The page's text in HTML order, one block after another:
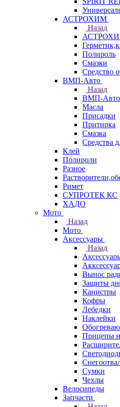
АСТРОХИМ
Назад
Полироль
Смазки
Средство
ВМП-Авто
Назад
ВМП-Авто
Масла
Присадки
Притирка
Смазка
Средства
Клей
Полироли
Разное
Римет
СУПРОТЕК КС
ХАДО
Мото
Назад
Мото
Аксессуары
Назад
Вынос
Защиты
Канистры
Кофры
Лебедки
Наклейки
Прицепы
Сумки
Чехлы
Велосипеды
Запчасти